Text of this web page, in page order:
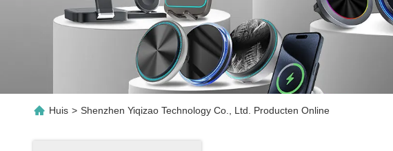
Huis > Shenzhen Yiqizao Technology Co., Ltd. Producten Online